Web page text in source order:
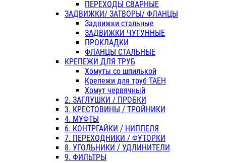
ПЕРЕХОДЫ СВАРНЫЕ
ЗАДВИЖКИ/ ЗАТВОРЫ/ ФЛАНЦЫ
Задвижки стальные
ЗАДВИЖКИ ЧУГУННЫЕ
ПРОКЛАДКИ
ФЛАНЦЫ СТАЛЬНЫЕ
КРЕПЕЖИ ДЛЯ ТРУБ
Хомуты со шпилькой
Крепежи для труб ТАЕН
Хомут червячный
2. ЗАГЛУШКИ / ПРОБКИ
3. КРЕСТОВИНЫ / ТРОЙНИКИ
4. МУФТЫ
6. КОНТРГАЙКИ / НИППЕЛЯ
7. ПЕРЕХОДНИКИ / ФУТОРКИ
8. УГОЛЬНИКИ / УДЛИНИТЕЛИ
9. ФИЛЬТРЫ